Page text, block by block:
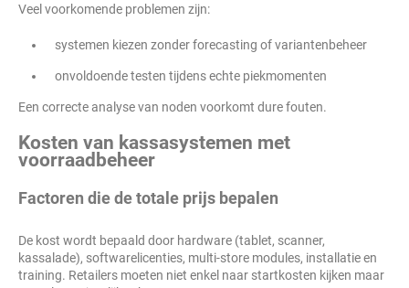
Veel voorkomende problemen zijn:
systemen kiezen zonder forecasting of variantenbeheer
onvoldoende testen tijdens echte piekmomenten
Een correcte analyse van noden voorkomt dure fouten.
Kosten van kassasystemen met
voorraadbeheer
Factoren die de totale prijs bepalen
De kost wordt bepaald door hardware (tablet, scanner,
kassalade), softwarelicenties, multi-store modules, installatie en
training. Retailers moeten niet enkel naar startkosten kijken maar